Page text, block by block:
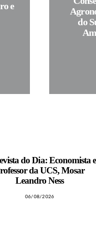
e
do
do Dia: Economista e
da UCS, Mosar
Leandro Ness
06/08/2026